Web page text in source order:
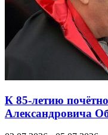
К 85-летию
Александровича